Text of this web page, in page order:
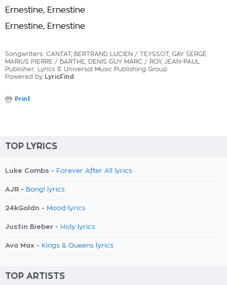
Ernestine, Ernestine
Ernestine, Ernestine
Songwriters: CANTAT, BERTRAND LUCIEN / TEYSSOT, GAY SERGE
MARIUS PIERRE / BARTHE, DENIS GUY MARC / ROY, JEAN-PAUL
Publisher: Lyrics © Universal Music Publishing Group
Powered by LyricFind
Print
TOP LYRICS
Luke Combs - Forever After All lyrics
AJR - Bang! lyrics
24kGoldn - Mood lyrics
Justin Bieber - Holy lyrics
Ava Max - Kings & Queens lyrics
TOP ARTISTS